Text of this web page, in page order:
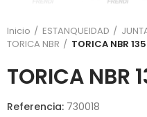
Inicio ESTANQUEIDAD
TORICA NBR
TORICA NBR
TORICA NBR
Referencia: 730018